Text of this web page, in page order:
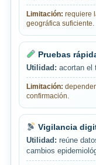
Limitación: requiere
geográfica suficiente.
Pruebas
Utilidad: acortan el
Limitación:
confirmación.
Vigilancia
Utilidad: reúne
cambios